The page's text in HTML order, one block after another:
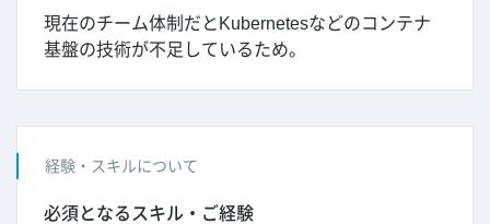
現在のチーム体制だとKubernetesなどのコンテナ
基盤の技術が不足しているため。
経験・スキルについて
必須となるスキル・ご経験